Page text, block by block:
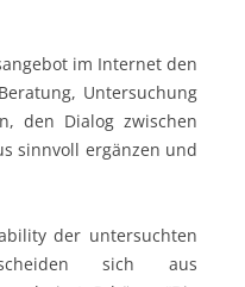
im Internet den
Untersuchung
den Dialog zwischen
sinnvoll ergänzen und
der untersuchten
sich aus